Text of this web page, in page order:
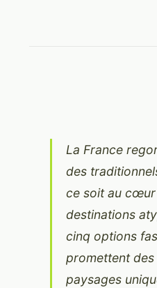
La France
des
ce soit au cœur
destinations
cinq options
promettent des
paysages